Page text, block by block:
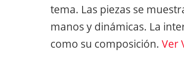
tema. Las piezas se
manos y dinámicas. La
como su composición. Ver